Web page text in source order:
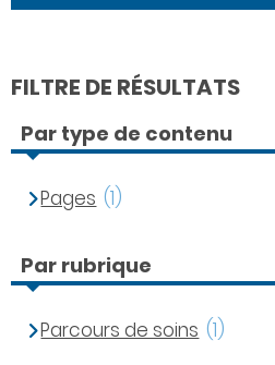
FILTRE DE RÉSULTATS
Par type de contenu
Pages (1)
Par rubrique
Parcours de soins (1)